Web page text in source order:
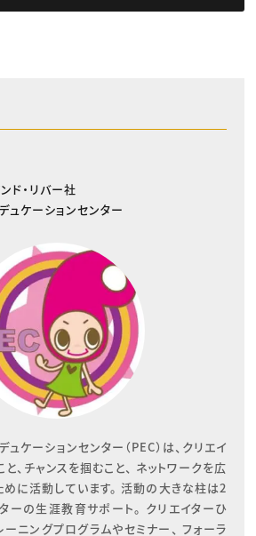
ド・リバー社
ュケーションセンター
ュケーションセンター（PEC）は、クリエイ
、チャンスを掴むこと、 ネットワークを広
に活動しています。 活動の大きな柱は2
ーの生涯教育サポート。 クリエイターひ
ニングプログラムやセミナー、 フォーラ